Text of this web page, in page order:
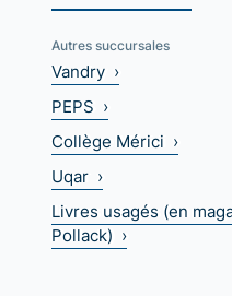
Autres succursales
Vandry ›
PEPS ›
Collège Mérici ›
Uqar ›
Livres usagés (en
Pollack) ›